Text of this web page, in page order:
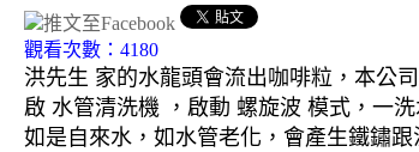
觀看次數：4180
洪先生 家的水龍頭會流出咖啡粒，本公
啟 水管清洗機 ，啟動 螺旋波 模式，一
如是自來水，如水管老化，會產生鐵鏽